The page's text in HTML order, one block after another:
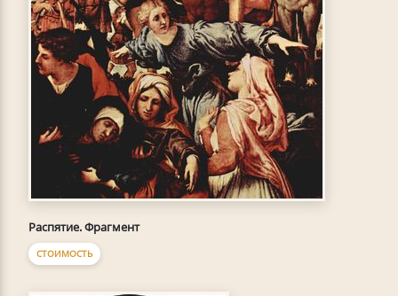
Распятие. Фрагмент
СТОИМОСТЬ